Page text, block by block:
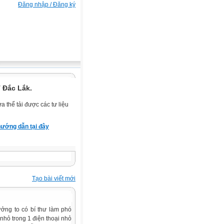
Đăng nhập / Đăng ký
Đắc Lắk.
thể tải được các tư liệu
dẫn tại đây
Tạo bài viết mới
to có bí thư làm phó
trong 1 điện thoại nhỏ